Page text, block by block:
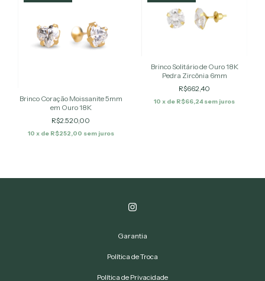
Brinco Coração Moissanite 5mm
em Ouro 18K
R$2.520,00
10 x de R$252,00 sem juros
Brinco Solitário de Ouro 18K
Pedra Zircônia 6mm
R$662,40
10 x de R$66,24 sem juros
Garantia
Política de Troca
Política de Privacidade